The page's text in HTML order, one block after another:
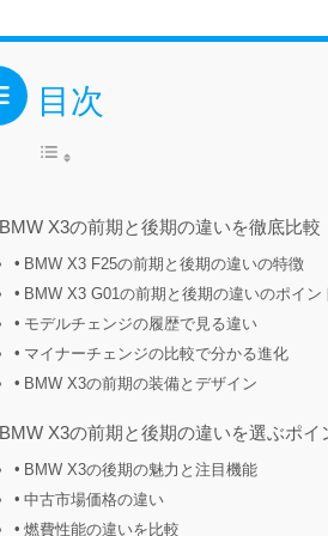
目次
BMW X3の前期と後期の違いを徹底比較
BMW X3 F25の前期と後期の違いの特徴
BMW X3 G01の前期と後期の違いのポイン
モデルチェンジの履歴で見る違い
マイナーチェンジの比較で分かる進化
BMW X3の前期の装備とデザイン
BMW X3の前期と後期の違いを選ぶポイ
BMW X3の後期の魅力と注目機能
中古市場価格の違い
燃費性能の違いを比較